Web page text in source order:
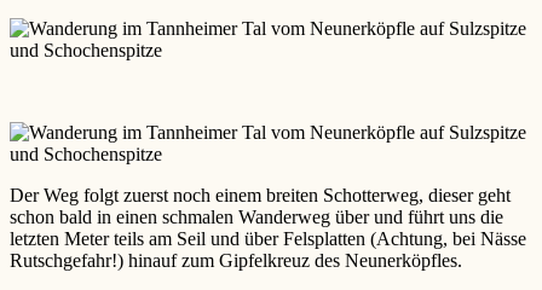
Der Weg folgt zuerst noch einem breiten Schotterweg, dieser geht
schon bald in einen schmalen Wanderweg über und führt uns die
letzten Meter teils am Seil und über Felsplatten (Achtung, bei Nässe
Rutschgefahr!) hinauf zum Gipfelkreuz des Neunerköpfles.